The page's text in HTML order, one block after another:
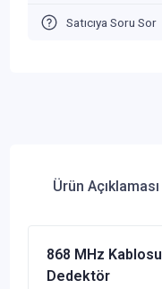
Satıcıya Soru Sor
Ürün Açıklaması
868 MHz
Dedektör